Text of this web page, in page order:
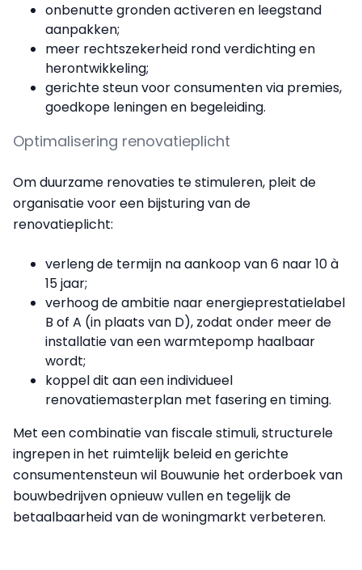
onbenutte gronden activeren en leegstand
aanpakken;
meer rechtszekerheid rond verdichting en
herontwikkeling;
gerichte steun voor consumenten via premies,
goedkope leningen en begeleiding.
Optimalisering renovatieplicht
Om duurzame renovaties te stimuleren, pleit de
organisatie voor een bijsturing van de
renovatieplicht:
verleng de termijn na aankoop van 6 naar 10 à
15 jaar;
verhoog de ambitie naar energieprestatie­label
B of A (in plaats van D), zodat onder meer de
installatie van een warmtepomp haalbaar
wordt;
koppel dit aan een individueel
renovatiemasterplan met fasering en timing.
Met een combinatie van fiscale stimuli, structurele
ingrepen in het ruimtelijk beleid en gerichte
consumentensteun wil Bouwunie het orderboek van
bouwbedrijven opnieuw vullen en tegelijk de
betaalbaarheid van de woningmarkt verbeteren.